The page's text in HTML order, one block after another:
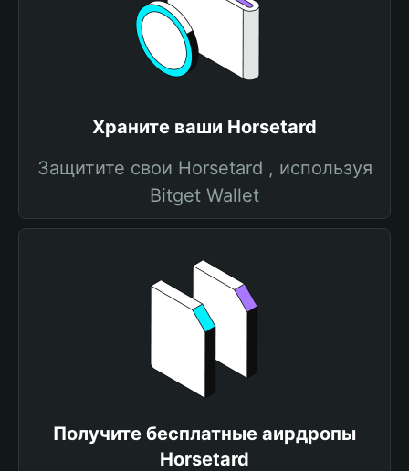
Храните ваши Horsetard
Защитите свои Horsetard , используя
Bitget Wallet
Получите бесплатные аирдропы
Horsetard